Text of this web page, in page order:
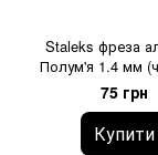
Staleks фреза
Полум'я 1.4 мм
насічка)
75 грн
Купити